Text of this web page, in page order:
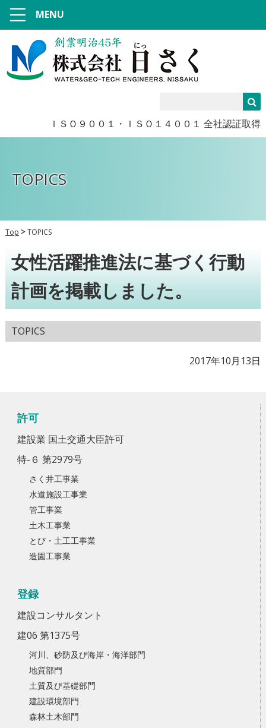
ＩＳＯ９００１・ＩＳＯ１４００１ 全社認証取得
MENU
TOPICS
Top TOPICS
女性活躍推進法に基づく行動
計画を掲載しました。
TOPICS
2017年10月13日
許可
建設業 国土交通大臣許可
特-６ 第2979号
さく井工事業
水道施設工事業
管工事業
土木工事業
とび・土工工事業
造園工事業
登録
建設コンサルタント
建06 第1375号
河川、砂防及び海岸・海洋部門
地質部門
土質及び基礎部門
建設環境部門
森林土木部門